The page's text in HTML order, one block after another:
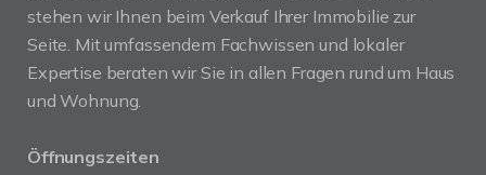
stehen wir Ihnen beim Verkauf Ihrer Immobilie zur
Seite. Mit umfassendem Fachwissen und lokaler
Expertise beraten wir Sie in allen Fragen rund um Haus
und Wohnung.
Öffnungszeiten